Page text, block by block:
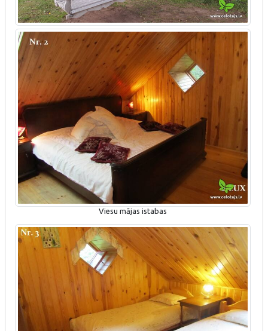
Viesu mājas istabas